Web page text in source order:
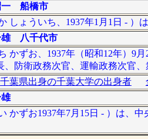
一 船橋市
しょういち、1937年1月1日 - ）
雄 八千代市
かずお、1937年（昭和12年）9
、防衛政務次官、運輸政務次官
千葉県出身の千葉大学の出身者
雄
かずお1937年7月15日 - ）は、